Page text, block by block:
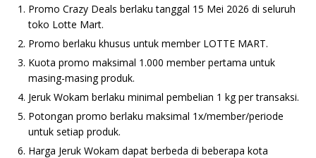
Promo Crazy Deals berlaku tanggal 15 Mei 2026 di seluruh
toko Lotte Mart.
Promo berlaku khusus untuk member LOTTE MART.
Kuota promo maksimal 1.000 member pertama untuk
masing-masing produk.
Jeruk Wokam berlaku minimal pembelian 1 kg per transaksi.
Potongan promo berlaku maksimal 1x/member/periode
untuk setiap produk.
Harga Jeruk Wokam dapat berbeda di beberapa kota